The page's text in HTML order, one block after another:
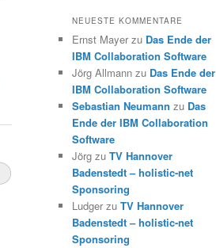
NEUESTE KOMMENTARE
Ernst Mayer zu Das Ende der
IBM Collaboration Software
Jörg Allmann zu Das Ende der
IBM Collaboration Software
Sebastian Neumann zu Das
Ende der IBM Collaboration
Software
Jörg zu TV Hannover
Badenstedt – holistic-net
Sponsoring
Ludger zu TV Hannover
Badenstedt – holistic-net
Sponsoring